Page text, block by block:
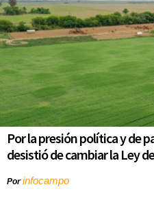
Por la presión política y de
desistió de cambiar la Ley
Porinfocampo